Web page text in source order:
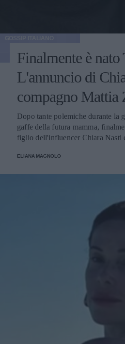
Finalmente è nato
L'annuncio di
compagno Mattia
Dopo tante polemiche durante la
gaffe della futura mamma,
figlio dell'influencer Chiara Nasti
condiviso sui social della coppia.
ELIANA MAGNOLO